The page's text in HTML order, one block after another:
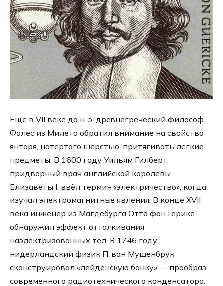
Ещё в VII веке до н. э. древнегреческий философ
Фалес из Милета обратил внимание на свойство
янтаря, натёртого шерстью, притягивать лёгкие
предметы. В 1600 году Уильям Гилберт,
придворный врач английской королевы
Елизаветы I, ввёл термин «электричество», когда
изучал электромагнитные явления. В конце XVII
века инженер из Магдебурга Отто фон Герике
обнаружил эффект отталкивания
наэлектризованных тел. В 1746 году
нидерландский физик П. ван Мушенбрук
сконструировал «лейденскую банку» — прообраз
современного радиотехнического конденсатора.